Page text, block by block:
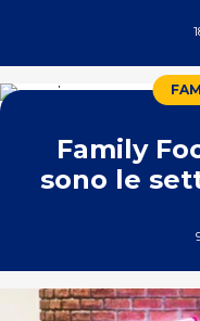
Family
sono le